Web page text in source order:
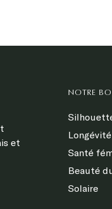
et
NOTRE
Santé
Beauté
Solaire